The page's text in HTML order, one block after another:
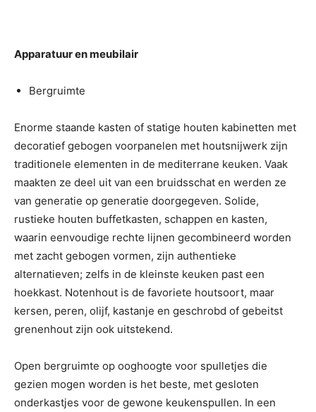
Apparatuur en meubilair
Bergruimte
Enorme staande kasten of statige houten kabinetten met
decoratief gebogen voorpanelen met houtsnijwerk zijn
traditionele elementen in de mediterrane keuken. Vaak
maakten ze deel uit van een bruidsschat en werden ze
van generatie op generatie doorgegeven. Solide,
rustieke houten buffetkasten, schappen en kasten,
waarin eenvoudige rechte lijnen gecombineerd worden
met zacht gebogen vormen, zijn authentieke
alternatieven; zelfs in de kleinste keuken past een
hoekkast. Notenhout is de favoriete houtsoort, maar
kersen, peren, olijf, kastanje en geschrobd of gebeitst
grenenhout zijn ook uitstekend.
Open bergruimte op ooghoogte voor spulletjes die
gezien mogen worden is het beste, met gesloten
onderkastjes voor de gewone keukenspullen. In een